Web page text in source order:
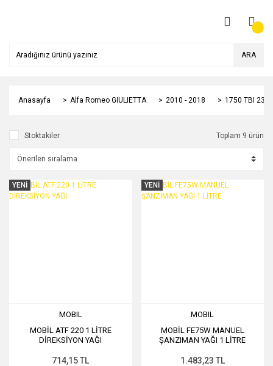
ARA
Anasayfa Alfa Romeo GIULIETTA 2010 - 2018 1750 TBI 235
Stoktakiler Toplam 9 ürün
YENİ
MOBIL
MOBİL ATF 220 1 LİTRE
DİREKSİYON YAĞI
714,15 TL
YENİ
MOBIL
MOBİL FE75W MANUEL
ŞANZIMAN YAĞI 1 LİTRE
1.483,23 TL